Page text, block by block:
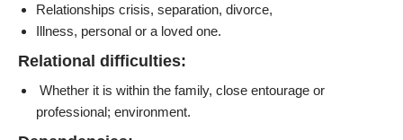
Relationships crisis, separation, divorce,
Illness, personal or a loved one.
Relational difficulties:
Whether it is within the family, close entourage or
professional; environment.